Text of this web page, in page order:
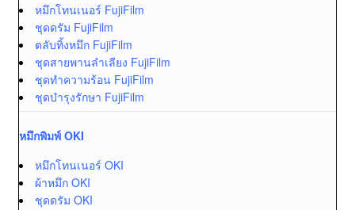
หมึกโทนเนอร์ FujiFilm
ชุดดรัม FujiFilm
ตลับทิ้งหมึก FujiFilm
ชุดสายพานลำเลียง FujiFilm
ชุดทำความร้อน FujiFilm
ชุดบำรุงรักษา FujiFilm
หมึกพิมพ์ OKI
หมึกโทนเนอร์ OKI
ผ้าหมึก OKI
ชุดดรัม OKI